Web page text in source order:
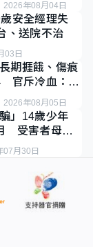
2026年08月04日
安全經理失
、送院不治
03日
期捱餓、傷痕
官斥冷血：同
2026年08月05日
」14歲少年
受害者母：
07月30日